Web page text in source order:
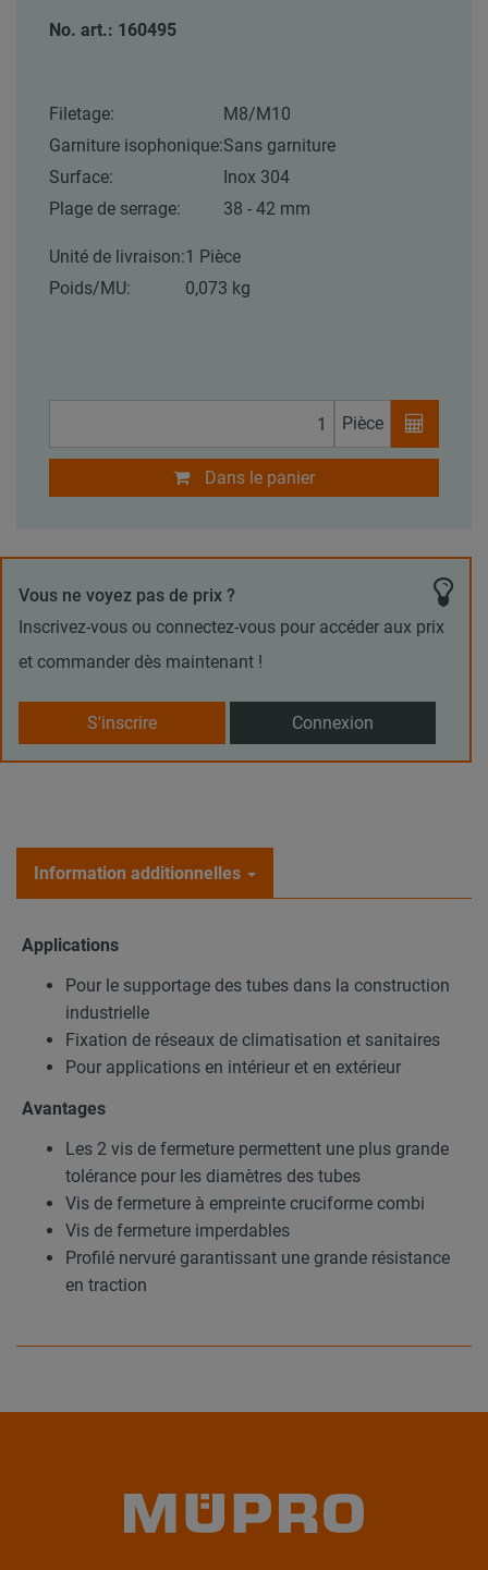
No. art.: 160495
Filetage:
M8/M10
Garniture isophonique:Sans garniture
Surface:
Inox 304
Plage de serrage:
38 - 42 mm
Unité de livraison:1 Pièce
Poids/MU:
0,073 kg
Pièce
Dans le panier
Vous ne voyez pas de prix ?
Inscrivez-vous ou connectez-vous pour accéder aux prix
et commander dès maintenant !
S'inscrire Connexion
Information additionnelles
Applications
Pour le supportage des tubes dans la construction
industrielle
Fixation de réseaux de climatisation et sanitaires
Pour applications en intérieur et en extérieur
Avantages
Les 2 vis de fermeture permettent une plus grande
tolérance pour les diamètres des tubes
Vis de fermeture à empreinte cruciforme combi
Vis de fermeture imperdables
Profilé nervuré garantissant une grande résistance
en traction